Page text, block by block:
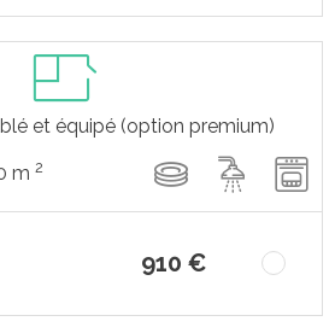
et équipé (option premium)
m 2
910 €